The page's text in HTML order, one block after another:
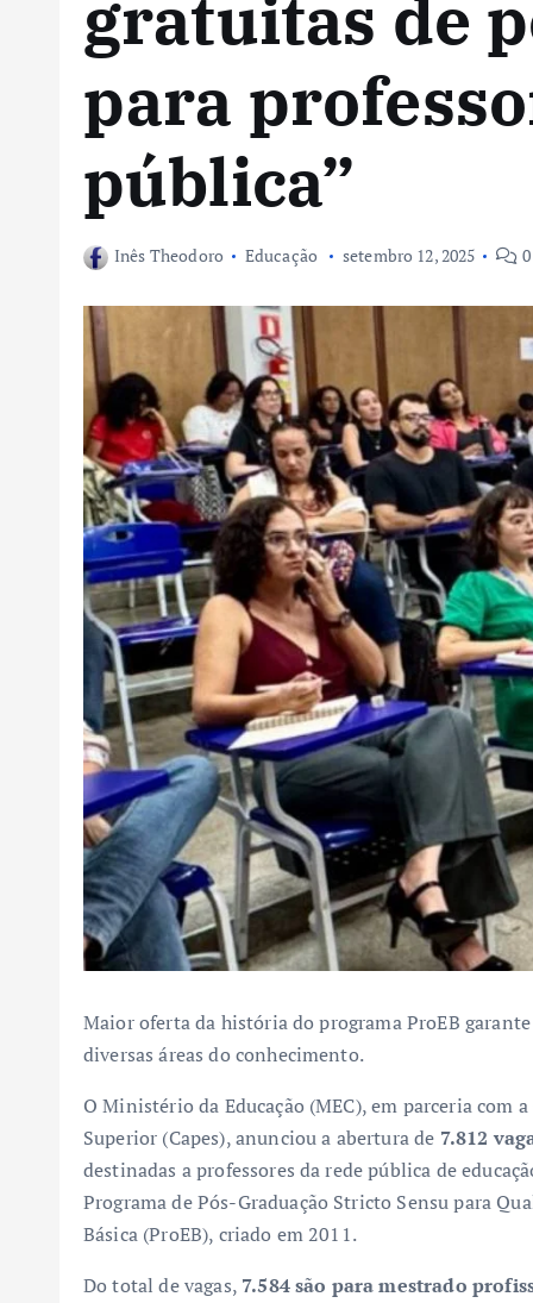
gratuitas de
para
pública”
Inês Theodoro Educação setembro 12, 2025
Maior oferta da história do programa ProEB
diversas áreas do conhecimento.
O Ministério da Educação (MEC), em parceria com
Superior (Capes), anunciou a abertura de 7.812
destinadas a professores da rede pública de
Programa de Pós-Graduação Stricto Sensu para
Básica (ProEB), criado em 2011.
Do total de vagas, 7.584 são para mestrado